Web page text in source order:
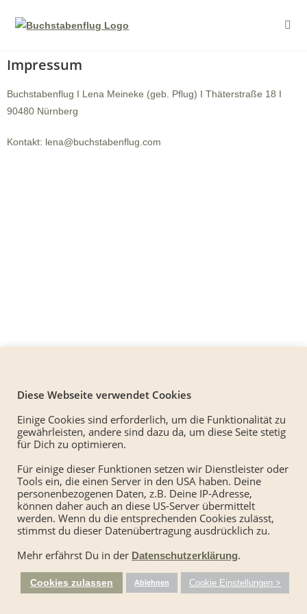
Impressum
Buchstabenflug I Lena Meineke (geb. Pflug) I Thäterstraße 18 I
90480 Nürnberg
Kontakt: lena@buchstabenflug.com
Diese Webseite verwendet Cookies
Einige Cookies sind erforderlich, um die Funktionalität zu
gewährleisten, andere sind dazu da, um diese Seite stetig
für Dich zu optimieren.
Für einige dieser Funktionen setzen wir Dienstleister oder
Tools ein, die einen Server in den USA haben. Deine
personenbezogenen Daten, z.B. Deine IP-Adresse,
können daher auch an diese US-Server übermittelt
werden. Wenn du die entsprechenden Cookies zulässt,
stimmst du dieser Datenübertragung ausdrücklich zu.
Mehr erfährst Du in der Datenschutzerklärung.
Cookies zulassen Ablehnen Cookie Einstellungen >